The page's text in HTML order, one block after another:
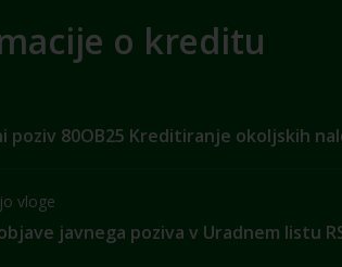
o kreditu
poziv 80OB25 Kreditiranje okoljskih
vloge
javnega poziva v Uradnem listu